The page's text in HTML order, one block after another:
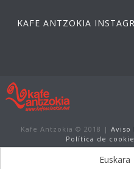
KAFE ANTZOKIA
Kafe Antzokia © 2018 | Aviso
Política de
Euskara